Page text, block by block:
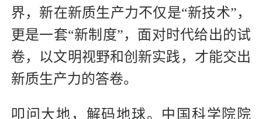
界，新在新质生产力不仅是“新技术”，
更是一套“新制度”，面对时代给出的试
卷，以文明视野和创新实践，才能交出
新质生产力的答卷。
叩问大地，解码地球。中国科学院院